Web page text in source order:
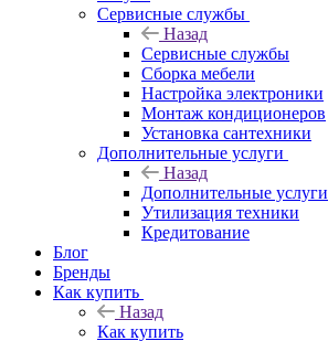
Сервисные службы
Назад
Сервисные службы
Сборка мебели
Настройка электроники
Монтаж кондиционеров
Установка сантехники
Дополнительные услуги
Назад
Дополнительные услуги
Утилизация техники
Кредитование
Блог
Бренды
Как купить
Назад
Как купить